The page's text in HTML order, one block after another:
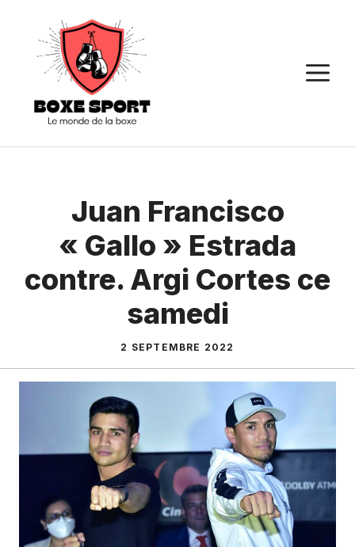
contenu
Juan Francisco
« Gallo » Estrada
contre. Argi Cortes ce
samedi
2 SEPTEMBRE 2022